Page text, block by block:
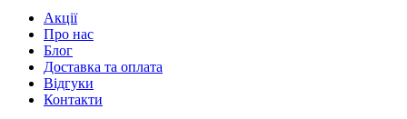
Акції
Про нас
Блог
Доставка та оплата
Відгуки
Контакти